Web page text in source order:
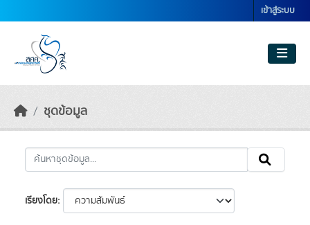
เข้าสู่ระบบ
ชุดข้อมูล
เรียงโดย